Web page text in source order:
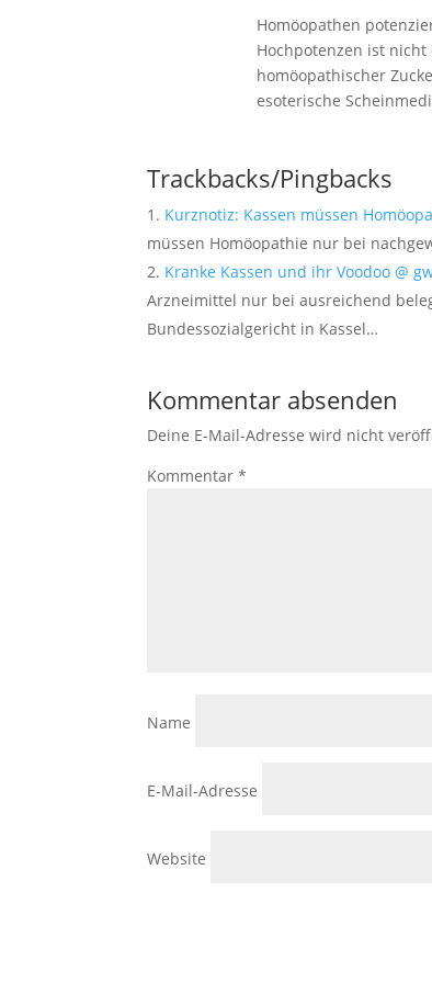
Homöopathen
Hochpotenzen ist
homöopathischer
esoterische
Trackbacks/Pingbacks
Kurznotiz: Kassen müssen
müssen Homöopathie nur bei
Kranke Kassen und ihr Voodoo @
Arzneimittel nur bei ausreichend
Bundessozialgericht in Kassel…
Kommentar absenden
Deine E-Mail-Adresse wird nicht
Kommentar*
Name
E-Mail-Adresse
Website